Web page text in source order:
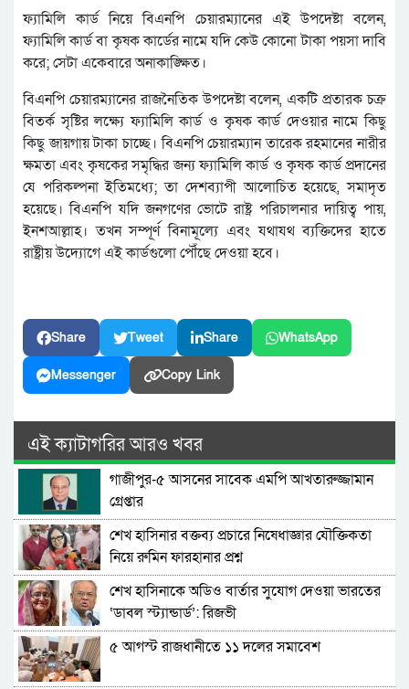
ফ্যামিলি কার্ড নিয়ে বিএনপি চেয়ারম্যানের এই উপদেষ্টা বলেন,
ফ্যামিলি কার্ড বা কৃষক কার্ডের নামে যদি কেউ কোনো টাকা পয়সা দাবি
করে; সেটা একেবারে অনাকাঙ্ক্ষিত।
বিএনপি চেয়ারম্যানের রাজনৈতিক উপদেষ্টা বলেন, একটি প্রতারক চক্র
বিতর্ক সৃষ্টির লক্ষ্যে ফ্যামিলি কার্ড ও কৃষক কার্ড দেওয়ার নামে কিছু
কিছু জায়গায় টাকা চাচ্ছে। বিএনপি চেয়ারম্যান তারেক রহমানের নারীর
ক্ষমতা এবং কৃষকের সমৃদ্ধির জন্য ফ্যামিলি কার্ড ও কৃষক কার্ড প্রদানের
যে পরিকল্পনা ইতিমধ্যে; তা দেশব্যাপী আলোচিত হয়েছে, সমাদৃত
হয়েছে। বিএনপি যদি জনগণের ভোটে রাষ্ট্র পরিচালনার দায়িত্ব পায়,
ইনশআল্লাহ। তখন সম্পূর্ণ বিনামূল্যে এবং যথাযথ ব্যক্তিদের হাতে
রাষ্ট্রীয় উদ্যোগে এই কার্ডগুলো পৌঁছে দেওয়া হবে।
Share Tweet Share WhatsApp
Messenger Copy Link
এই ক্যাটাগরির আরও খবর
গাজীপুর-৫ আসনের সাবেক এমপি আখতারুজ্জামান
গ্রেপ্তার
শেখ হাসিনার বক্তব্য প্রচারে নিষেধাজ্ঞার যৌক্তিকতা
নিয়ে রুমিন ফারহানার প্রশ্ন
শেখ হাসিনাকে অডিও বার্তার সুযোগ দেওয়া ভারতের
‘ডাবল স্ট্যান্ডার্ড’: রিজভী
৫ আগস্ট রাজধানীতে ১১ দলের সমাবেশ